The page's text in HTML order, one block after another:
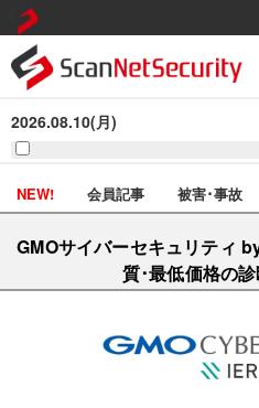
2026.08.10(月)
NEW! 会員記事 被害･事故
GMOサイバーセキュリティ
質･最低価格の